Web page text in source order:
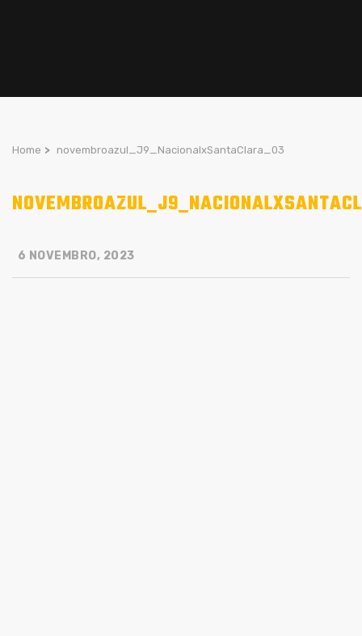
Home > novembroazul_J9_NacionalxSantaClara_03
6 NOVEMBRO, 2023